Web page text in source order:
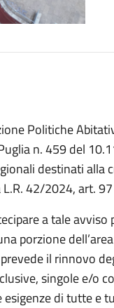
Politiche
n. 459 del
destinati alla
42/2024, art.
a tale
porzione
il rinnovo
singole e/o
esigenze di tutte e